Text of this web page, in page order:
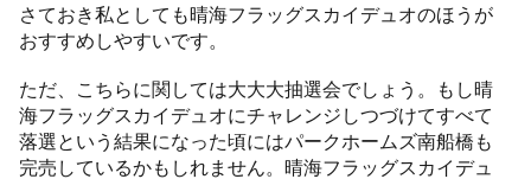
さておき私としても晴海フラッグスカイデュオのほうが
おすすめしやすいです。
ただ、こちらに関しては大大大抽選会でしょう。もし晴
海フラッグスカイデュオにチャレンジしつづけてすべて
落選という結果になった頃にはパークホームズ南船橋も
完売しているかもしれません。晴海フラッグスカイデュ